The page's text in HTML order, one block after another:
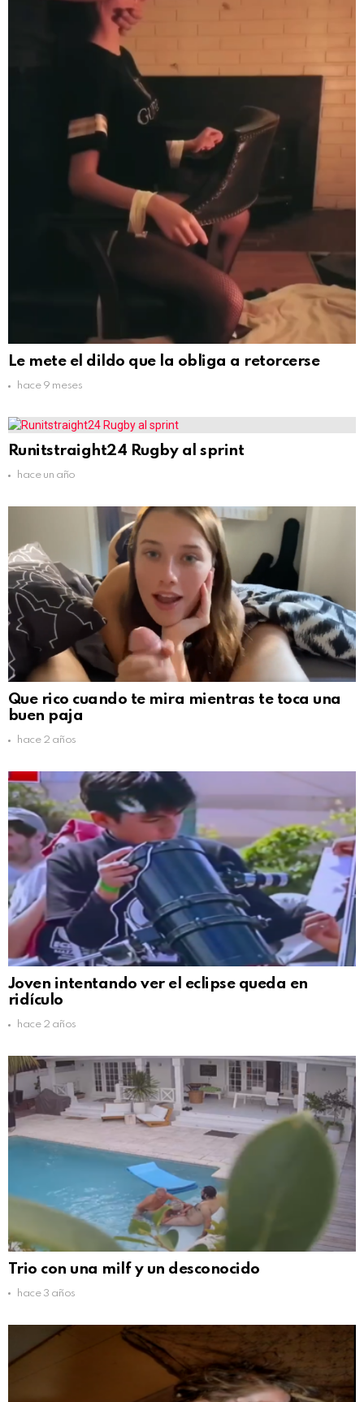
Le mete el dildo que la obliga a retorcerse
hace 9 meses
Runitstraight24 Rugby al sprint
hace un año
Que rico cuando te mira mientras te toca una
buen paja
hace 2 años
Joven intentando ver el eclipse queda en
ridículo
hace 2 años
Trio con una milf y un desconocido
hace 3 años